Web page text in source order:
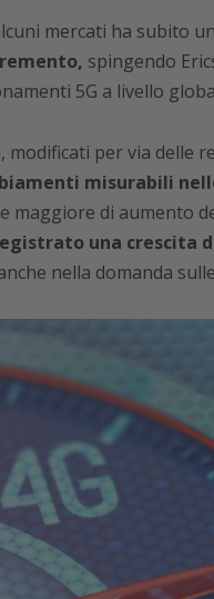
mercati ha subito
spingendo
5G a livello
per via delle
misurabili
maggiore di aumento
una crescita
nella domanda